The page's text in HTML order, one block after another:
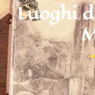
Luoghi